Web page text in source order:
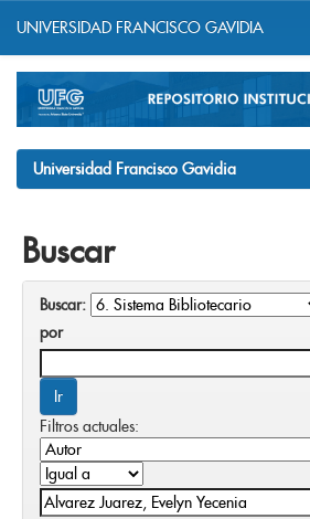
navigation
UNIVERSIDAD FRANCISCO GAVIDIA
Universidad Francisco Gavidia
Buscar
Buscar:
por
Filtros actuales: